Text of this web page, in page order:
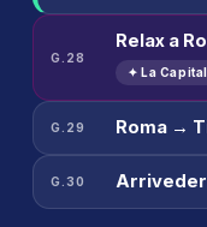
G.28
Relax a
✦ La
G.29 Roma →
G.30